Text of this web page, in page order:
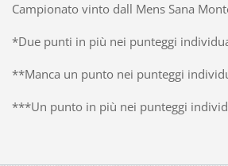
Campionato vinto dall Mens Sana
*Due punti in più nei punteggi
**Manca un punto nei punteggi
***Un punto in più nei punteggi